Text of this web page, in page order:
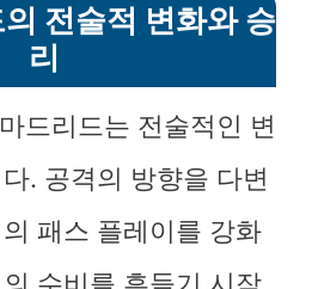
전술적 변화와 승
리
드리드는 전술적인 변
. 공격의 방향을 다변
패스 플레이를 강화